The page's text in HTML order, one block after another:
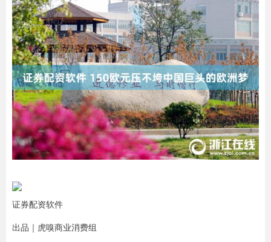
证券配资软件
出品｜虎嗅商业消费组